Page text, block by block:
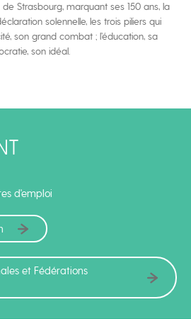
Strasbourg, marquant ses 150 ans, la
solennelle, les trois piliers qui
son grand combat ; l’éducation, sa
son idéal.
d'emploi
et Fédérations